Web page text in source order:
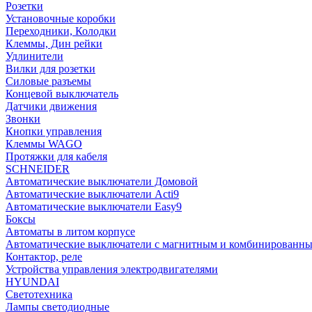
Розетки
Установочные коробки
Переходники, Колодки
Клеммы, Дин рейки
Удлинители
Вилки для розетки
Силовые разъемы
Концевой выключатель
Датчики движения
Звонки
Кнопки управления
Клеммы WAGO
Протяжки для кабеля
SCHNEIDER
Автоматические выключатели Домовой
Автоматические выключатели Acti9
Автоматические выключатели Easy9
Боксы
Автоматы в литом корпусе
Автоматические выключатели с магнитным и
Контактор, реле
Устройства управления электродвигателями
HYUNDAI
Светотехника
Лампы светодиодные